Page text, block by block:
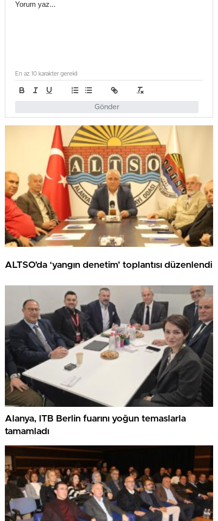
Gönder
En az 10 karakter gerekli
ALTSO’da ‘yangın denetim’ toplantısı düzenlendi
Alanya, ITB Berlin fuarını yoğun temaslarla
tamamladı